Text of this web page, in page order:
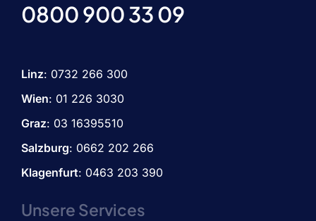
0800 900 33 09
Linz: 0732 266 300
Wien: 01 226 3030
Graz: 03 16395510
Salzburg: 0662 202 266
Klagenfurt: 0463 203 390
Unsere Services